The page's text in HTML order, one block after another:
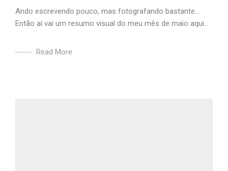
Ando escrevendo pouco, mas fotografando bastante…
Então aí vai um resumo visual do meu mês de maio aqui...
Read More